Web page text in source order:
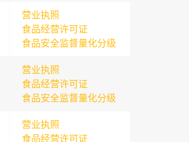
营业执照
食品经营许可证
食品安全监督量化分级
营业执照
食品经营许可证
食品安全监督量化分级
营业执照
食品经营许可证